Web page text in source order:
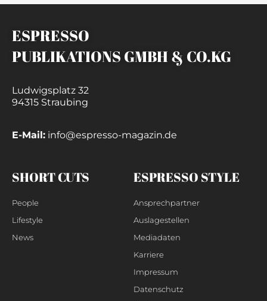
ESPRESSO
PUBLIKATIONS GMBH & CO.KG
Ludwigsplatz 32
94315 Straubing
E-Mail: info@espresso-magazin.de
SHORT CUTS
People
Lifestyle
News
ESPRESSO STYLE
Ansprechpartner
Auslagestellen
Mediadaten
Karriere
Impressum
Datenschutz